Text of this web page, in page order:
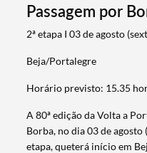
Passagem por
2ª etapa I 0​​​3 de agosto
Beja/Portalegre
Horário previsto: 15.35
A 80ª edição da Volta a
Borba, no dia 03 de
etapa, queterá início em